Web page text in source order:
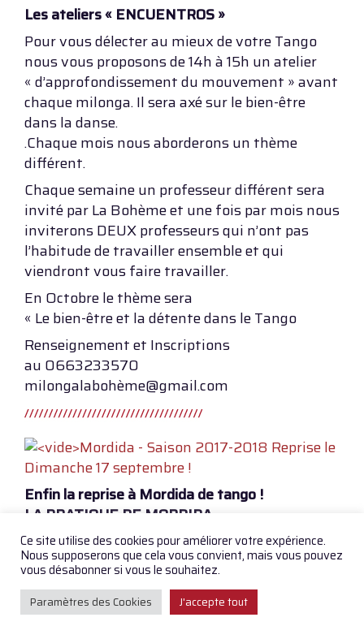
Les ateliers « ENCUENTROS »
Pour vous délecter au mieux de votre Tango
nous vous proposons de 14h à 15h un atelier
« d’approfondissement du mouvement » avant
chaque milonga. Il sera axé sur le bien-être
dans la danse.
.Chaque mois nous aborderons un thème
différent.
Chaque semaine un professeur différent sera
invité par La Bohème et une fois par mois nous
inviterons DEUX professeurs qui n’ont pas
l’habitude de travailler ensemble et qui
viendront vous faire travailler.
En Octobre le thème sera
« Le bien-être et la détente dans le Tango
Renseignement et Inscriptions
au 0663233570
milongalabohème@gmail.com
Enfin la reprise à Mordida de tango !
LA PRATIQUE DE MORDIDA
Reprise le dimanche 17 septembre de 18h à
21h30. (Ts les dimanches sauf vac. scolaires).
Dimanche 17 et 24 septembre : Initiations
gratuites exceptionnelles de 17h à 18h. >
Prévenez vos amis !
Ce site utilise des cookies pour améliorer votre expérience.
Nous supposerons que cela vous convient, mais vous pouvez
vous désabonner si vous le souhaitez.
Paramètres des Cookies J'accepte tout